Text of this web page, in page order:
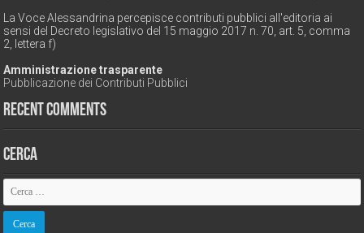
La Voce Alessandrina percepisce contributi pubblici all'editoria ai
sensi del Decreto legislativo del 15 maggio 2017 n. 70, art. 5, comma
2, lettera f)
Amministrazione trasparente
Pubblicazione dei Contributi Pubblici
Recent Comments
Cerca